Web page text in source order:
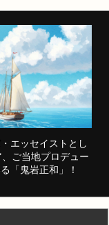
エッセイストとし
ご当地プロデュー
「鬼岩正和」！